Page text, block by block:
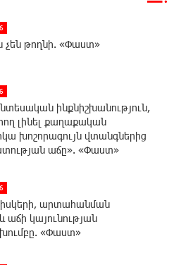
չեն թողնի. «Փաստ»
ինքնիշխանություն,
լինել քաղաքական
խոշորագույն վտանգներից
աճը». «Փաստ»
արտահանման
աճի կայունության
«Փաստ»